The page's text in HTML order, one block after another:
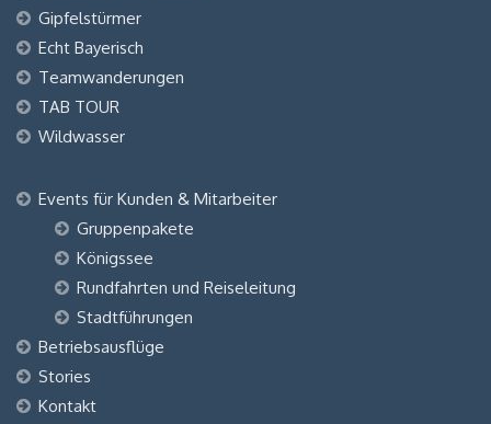
Gipfelstürmer
Echt Bayerisch
Teamwanderungen
TAB TOUR
Wildwasser
Events für Kunden & Mitarbeiter
Gruppenpakete
Königssee
Rundfahrten und Reiseleitung
Stadtführungen
Betriebsausflüge
Stories
Kontakt